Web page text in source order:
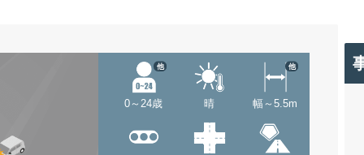
0～24歳
他
晴 幅～5.5m
他